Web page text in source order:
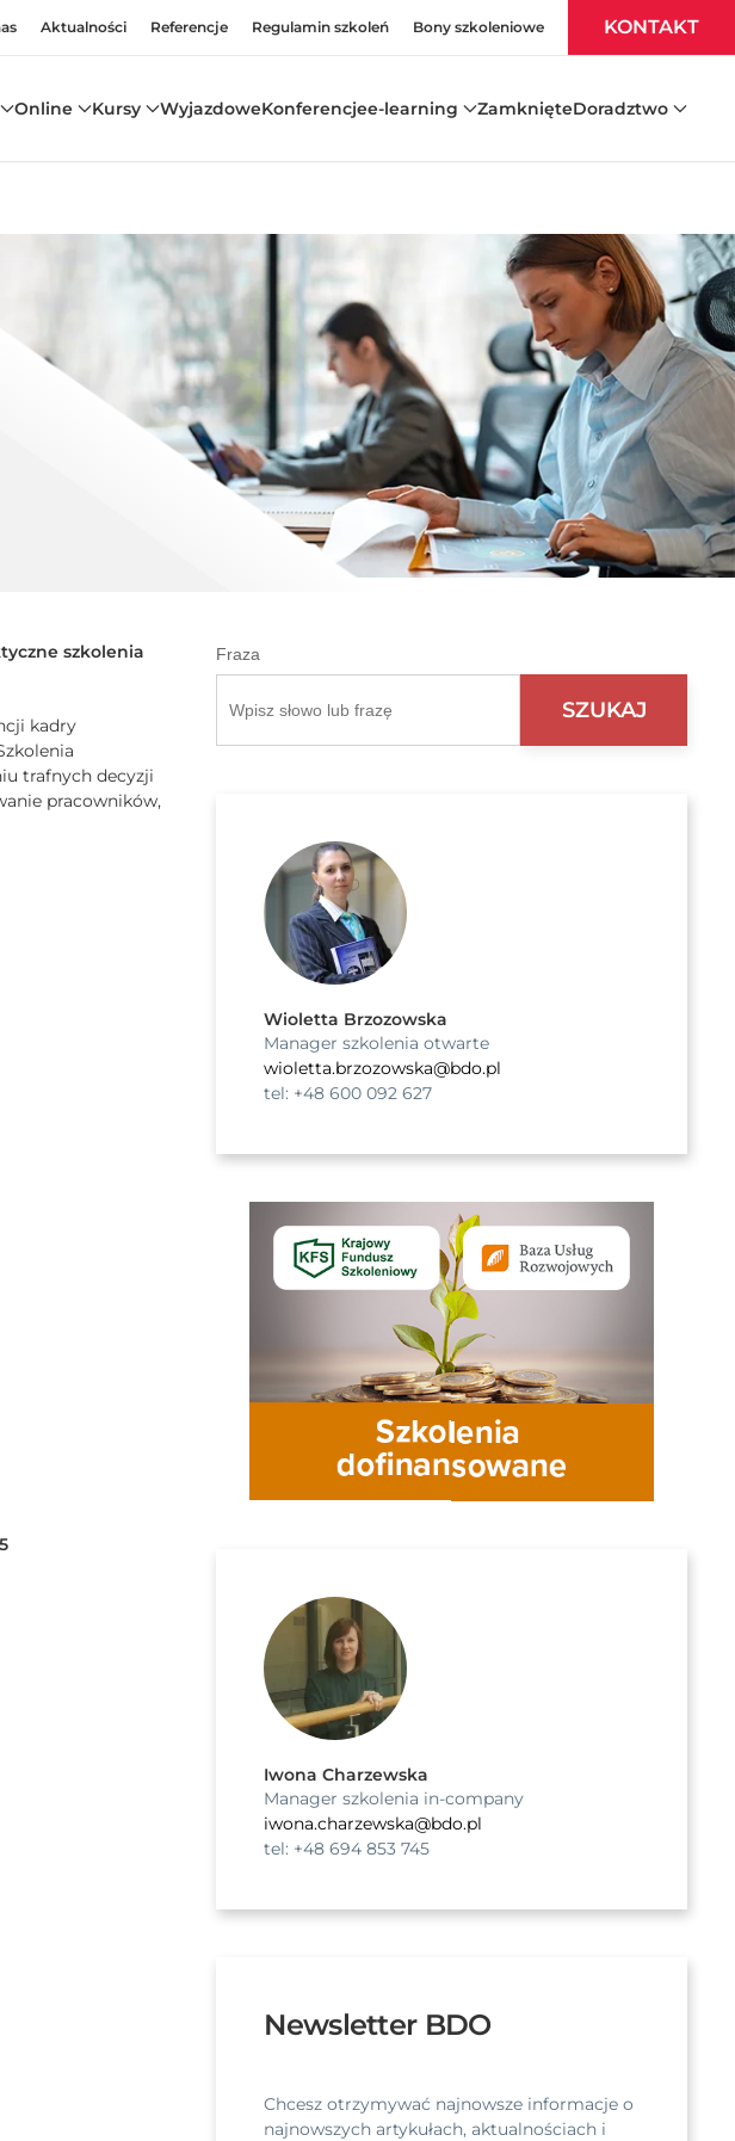
Aktualności Referencje Regulamin szkoleń Bony szkoleniowe KONTAKT
Online Kursy WyjazdoweKonferencjee-learning ZamknięteDoradztwo
szkolenia
kadry
trafnych decyzji
pracowników,
Fraza
Wioletta Brzozowska
Manager szkolenia otwarte
wioletta.brzozowska@bdo.pl
tel: +48 600 092 627
Iwona Charzewska
Manager szkolenia in-company
iwona.charzewska@bdo.pl
tel: +48 694 853 745
Newsletter BDO
Chcesz otrzymywać najnowsze informacje o
najnowszych artykułach, aktualnościach i